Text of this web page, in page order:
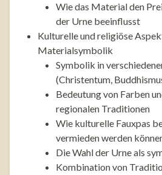
Wie das Material den
der Urne beeinflusst
Kulturelle und religiöse
Materialsymbolik
Symbolik in
(Christentum,
Bedeutung von Farben
regionalen Traditionen
Wie kulturelle Fauxpas
vermieden werden
Die Wahl der Urne als
Kombination von